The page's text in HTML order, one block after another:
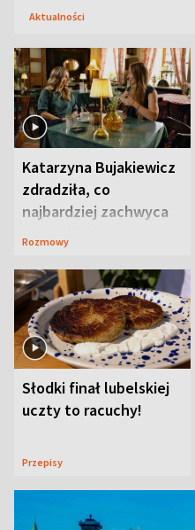
Aktualności
Katarzyna Bujakiewicz
zdradziła, co
najbardziej zachwyca
ją w Lublinie
Rozmowy
Słodki finał lubelskiej
uczty to racuchy!
Przepisy